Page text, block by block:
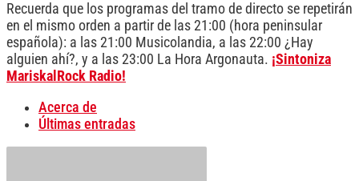
Recuerda que los programas del tramo de directo se repetirán
en el mismo orden a partir de las 21:00 (hora peninsular
española): a las 21:00 Musicolandia, a las 22:00 ¿Hay
alguien ahí?, y a las 23:00 La Hora Argonauta. ¡Sintoniza
MariskalRock Radio!
Acerca de
Últimas entradas